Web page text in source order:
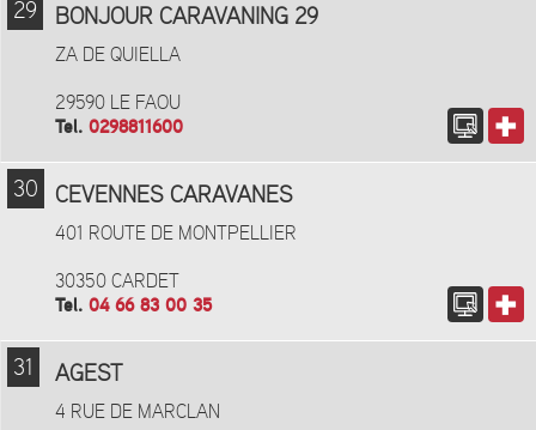
29 BONJOUR CARAVANING 29
ZA DE QUIELLA
29590 LE FAOU
Tel. 0298811600
30 CEVENNES CARAVANES
401 ROUTE DE MONTPELLIER
30350 CARDET
Tel. 04 66 83 00 35
31 AGEST
4 RUE DE MARCLAN